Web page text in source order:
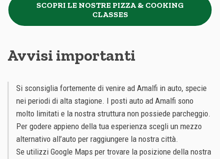
SCOPRI LE NOSTRE PIZZA & COOKING
CLASSES
Avvisi importanti
Si sconsiglia fortemente di venire ad Amalfi in auto, specie
nei periodi di alta stagione. I posti auto ad Amalfi sono
molto limitati e la nostra struttura non possiede parcheggio.
Per godere appieno della tua esperienza scegli un mezzo
alternativo all’auto per raggiungere la nostra città.
Se utilizzi Google Maps per trovare la posizione della nostra